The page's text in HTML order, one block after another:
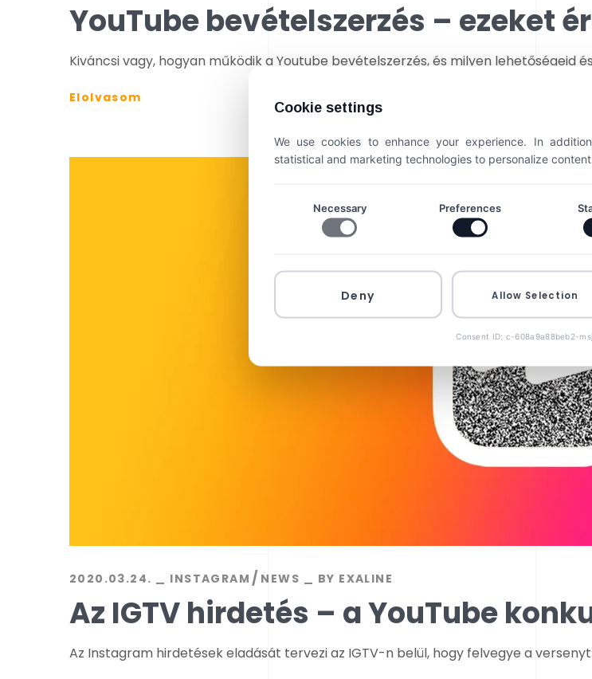
YouTube bevételszerzés – ezeket
Kiváncsi vagy, hogyan működik a Youtube bevételszerzés, és milyen lehetőségeid
Elolvasom
2020.03.24. INSTAGRAM NEWS BY EXALINE
Az IGTV hirdetés – a YouTube
Az Instagram hirdetések eladását tervezi az IGTV-n belül, hogy felvegye a
Cookie settings
We use cookies to enhance your experience. In
statistical and marketing technologies to personalize content.
Necessary Preferences
Deny Allow Selection
Consent ID: c-608a9a88beb2-